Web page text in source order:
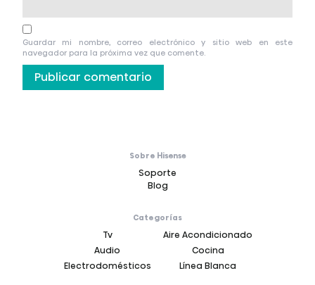
Guardar mi nombre, correo electrónico y sitio web en este
navegador para la próxima vez que comente.
Sobre Hisense
Soporte
Blog
Categorías
Tv
Aire Acondicionado
Audio
Cocina
Electrodomésticos
Línea Blanca